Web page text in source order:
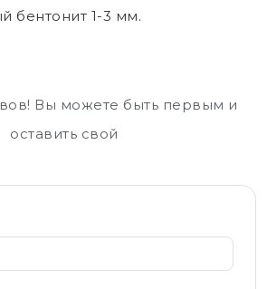
бентонит 1-3 мм.
Вы можете быть первым и
оставить свой